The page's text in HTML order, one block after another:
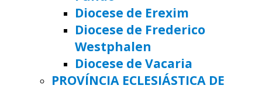
Diocese de Erexim
Diocese de Frederico
Westphalen
Diocese de Vacaria
PROVÍNCIA ECLESIÁSTICA DE